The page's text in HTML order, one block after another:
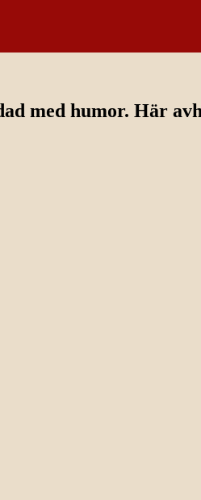
med humor. Här